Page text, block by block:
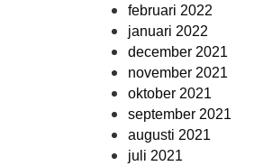
februari 2022
januari 2022
december 2021
november 2021
oktober 2021
september 2021
augusti 2021
juli 2021